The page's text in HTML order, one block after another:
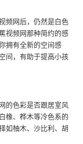
频网后，仍然是白色
视频网那种简约的感
拥有全新的空间感
间，有助于提高小孩
的色彩是否跟居室风
橡、桦木等冷色系的
如柚木、沙比利、胡